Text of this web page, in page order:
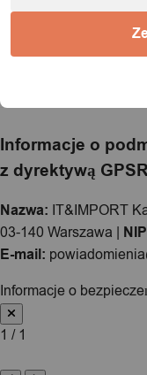
Informacje o
z dyrektywą
Nazwa: IT&IMPORT
03-140 Warszawa |
E-mail:
Informacje o
1 / 1